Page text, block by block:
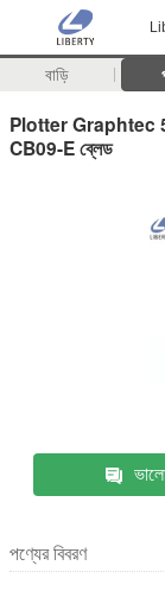
বাড়ি
Plotter Graphtec 5
CB09-E ব্লেড
পণ্যের বিবরণ